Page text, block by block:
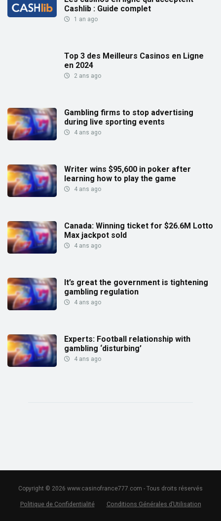
Cashlib : Guide complet
1 an ago
Top 3 des Meilleurs Casinos en Ligne
en 2024
2 ans ago
Gambling firms to stop advertising
during live sporting events
4 ans ago
Writer wins $95,600 in poker after
learning how to play the game
4 ans ago
Canada: Winning ticket for $26.6M Lotto
Max jackpot sold
4 ans ago
It’s great the government is tightening
gambling regulation
4 ans ago
Experts: Football relationship with
gambling ‘disturbing’
4 ans ago
Copyright © 2026 www.casinofrance777.com - Tous droits réservés
Politique de Confidentialité Conditions Générales d’Utilisation